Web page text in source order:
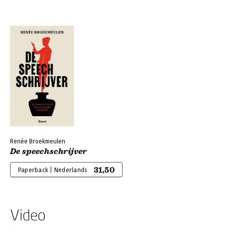
Renée Broekmeulen
De speechschrijver
Paperback | Nederlands 31,50
Video